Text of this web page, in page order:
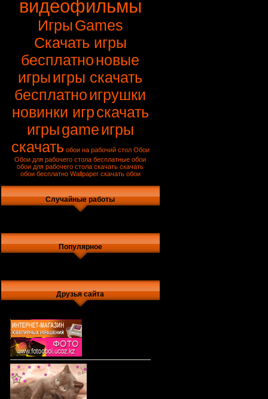
видеофильмы
ИгрыGames
Скачать игры
бесплатноновые
игрыигры скачать
бесплатноигрушки
новинки игрскачать
игрыgameигры
скачать обои на рабочий стол Обои
Обои для рабочего стола бесплатные обои
обои для рабочего стола скачать скачать
обои бесплатно Wallpaper скачать обои
Случайные работы
Популярное
Друзья сайта